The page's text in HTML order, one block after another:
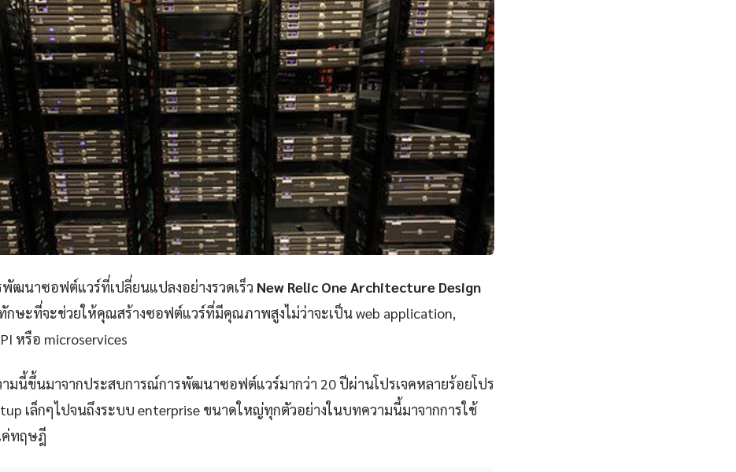
พัฒนาซอฟต์แวร์ที่เปลี่ยนแปลงอย่างรวดเร็ว New Relic One Architecture Design
กษะที่จะช่วยให้คุณสร้างซอฟต์แวร์ที่มีคุณภาพสูงไม่ว่าจะเป็น web application,
หรือ microservices
มนี้ขึ้นมาจากประสบการณ์การพัฒนาซอฟต์แวร์มากว่า 20 ปีผ่านโปรเจคหลายร้อยโปร
เล็กๆไปจนถึงระบบ enterprise ขนาดใหญ่ทุกตัวอย่างในบทความนี้มาจากการใช้
ค่ทฤษฎี